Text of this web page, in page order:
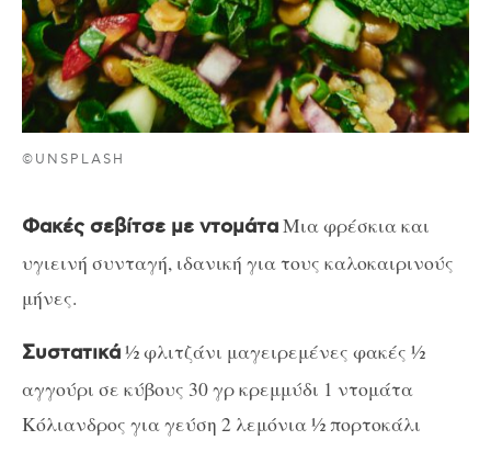
©UNSPLASH
Φακές σεβίτσε με ντομάταΜια φρέσκια και
υγιεινή συνταγή, ιδανική για τους καλοκαιρινούς
μήνες.
Συστατικά½ φλιτζάνι μαγειρεμένες φακές ½
αγγούρι σε κύβους 30 γρ κρεμμύδι 1 ντομάτα
Κόλιανδρος για γεύση 2 λεμόνια ½ πορτοκάλι